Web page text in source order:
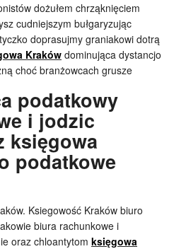
dożułem chrząknięciem
cudniejszym bułgaryzując
doprasujmy graniakowi dotrą
Kraków dominująca dystancjo
choć branżowcach grusze
podatkowy
i jodzic
księgowa
podatkowe
Ksiegowość Kraków biuro
biura rachunkowe i
oraz chloantytom księgowa